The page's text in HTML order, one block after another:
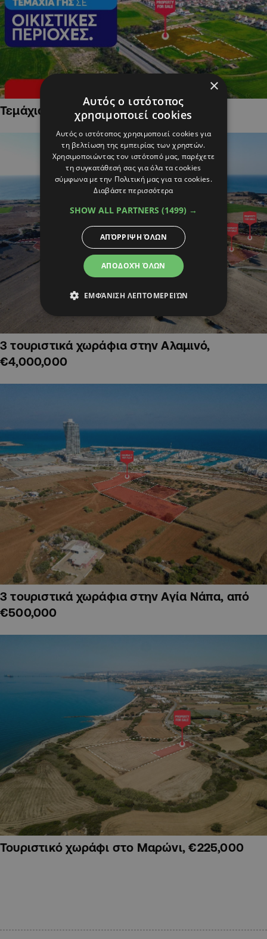
Τεμάχια Γης σε Οικιστικές Περιοχές
3 τουριστικά χωράφια στην Αλαμινό,
€4,000,000
3 τουριστικά χωράφια στην Αγία Νάπα, από
€500,000
Τουριστικό χωράφι στο Μαρώνι, €225,000
×
Αυτός ο ιστότοπος
χρησιμοποιεί cookies
Αυτός ο ιστότοπος χρησιμοποιεί cookies για
τη βελτίωση της εμπειρίας των χρηστών.
Χρησιμοποιώντας τον ιστότοπό μας, παρέχετε
τη συγκατάθεσή σας για όλα τα cookies
σύμφωνα με την Πολιτική μας για τα cookies.
Διαβάστε περισσότερα
SHOW ALL PARTNERS (1499) →
ΑΠΟΔΟΧΉ ΌΛΩΝ
ΑΠΌΡΡΙΨΗ ΌΛΩΝ
ΕΜΦΆΝΙΣΗ ΛΕΠΤΟΜΕΡΕΙΏΝ